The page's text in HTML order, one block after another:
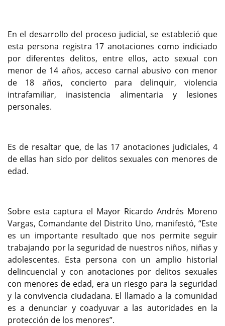
En el desarrollo del proceso judicial, se estableció que
esta persona registra 17 anotaciones como indiciado
por diferentes delitos, entre ellos, acto sexual con
menor de 14 años, acceso carnal abusivo con menor
de 18 años, concierto para delinquir, violencia
intrafamiliar, inasistencia alimentaria y lesiones
personales.
Es de resaltar que, de las 17 anotaciones judiciales, 4
de ellas han sido por delitos sexuales con menores de
edad.
Sobre esta captura el Mayor Ricardo Andrés Moreno
Vargas, Comandante del Distrito Uno, manifestó, “Este
es un importante resultado que nos permite seguir
trabajando por la seguridad de nuestros niños, niñas y
adolescentes. Esta persona con un amplio historial
delincuencial y con anotaciones por delitos sexuales
con menores de edad, era un riesgo para la seguridad
y la convivencia ciudadana. El llamado a la comunidad
es a denunciar y coadyuvar a las autoridades en la
protección de los menores”.